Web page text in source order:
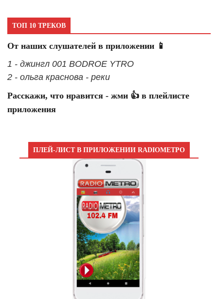
ТОП 10 ТРЕКОВ
От наших слушателей в приложении 📱
1 - джингл 001 BODROE YTRO
2 - ольга краснова - реки
Расскажи, что нравится - жми 👍 в плейлисте
приложения
ПЛЕЙ-ЛИСТ В ПРИЛОЖЕНИИ RADIOМЕТРО